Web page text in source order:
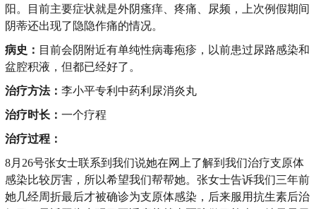
阳。目前主要症状就是外阴瘙痒、疼痛、尿频，上次例假期间
阴蒂还出现了隐隐作痛的情况。
病史： 目前会阴附近有单纯性病毒疱疹，以前患过尿路感染和
盆腔积液，但都已经好了。
治疗方法： 李小平专利中药利尿消炎丸
治疗时长： 一个疗程
治疗过程：
8月26号张女士联系到我们说她在网上了解到我们治疗支原体
感染比较厉害，所以希望我们帮帮她。张女士告诉我们三年前
她几经周折最后才被确诊为支原体感染，后来服用抗生素后治